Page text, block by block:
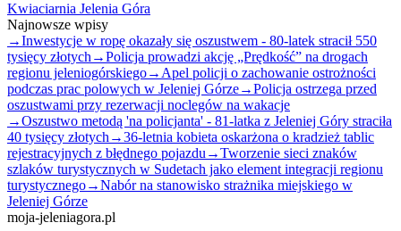
Kwiaciarnia Jelenia Góra
Najnowsze wpisy
→Inwestycje w ropę okazały się oszustwem - 80-latek stracił 550
tysięcy złotych →Policja prowadzi akcję „Prędkość” na drogach
regionu jeleniogórskiego→ Apel policji o zachowanie ostrożności
podczas prac polowych w Jeleniej Górze→Policja ostrzega przed
oszustwami przy rezerwacji noclegów na wakacje
→Oszustwo metodą 'na policjanta' - 81-latka z Jeleniej Góry straciła
40 tysięcy złotych →36-letnia kobieta oskarżona o kradzież tablic
rejestracyjnych z błędnego pojazdu →Tworzenie sieci znaków
szlaków turystycznych w Sudetach jako element integracji regionu
turystycznego→Nabór na stanowisko strażnika miejskiego w
Jeleniej Górze
moja-jeleniagora.pl